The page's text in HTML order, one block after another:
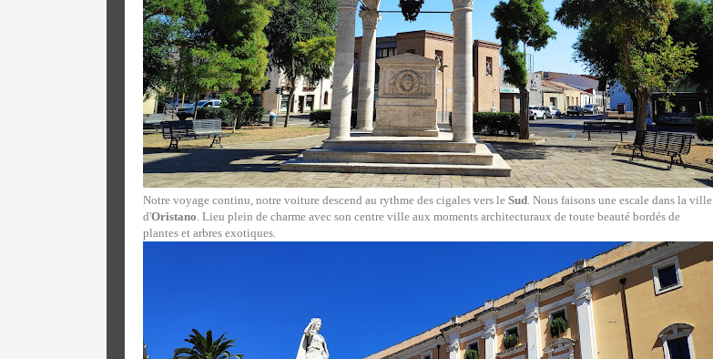
Notre voyage continu, notre voiture descend au rythme des cigales vers le Sud. Nous faisons une escale dans la ville
d'Oristano. Lieu plein de charme avec son centre ville aux moments architecturaux de toute beauté bordés de
plantes et arbres exotiques.